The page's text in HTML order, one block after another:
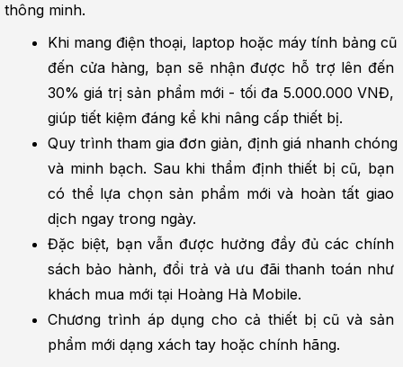
thông minh.
Khi mang điện thoại, laptop hoặc máy tính bảng cũ
đến cửa hàng, bạn sẽ nhận được hỗ trợ lên đến
30% giá trị sản phẩm mới - tối đa 5.000.000 VNĐ,
giúp tiết kiệm đáng kể khi nâng cấp thiết bị.
Quy trình tham gia đơn giản, định giá nhanh chóng
và minh bạch. Sau khi thẩm định thiết bị cũ, bạn
có thể lựa chọn sản phẩm mới và hoàn tất giao
dịch ngay trong ngày.
Đặc biệt, bạn vẫn được hưởng đầy đủ các chính
sách bảo hành, đổi trả và ưu đãi thanh toán như
khách mua mới tại Hoàng Hà Mobile.
Chương trình áp dụng cho cả thiết bị cũ và sản
phẩm mới dạng xách tay hoặc chính hãng.